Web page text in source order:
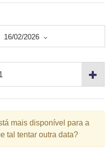
16/02/2026
mais disponível para a
tal tentar outra data?